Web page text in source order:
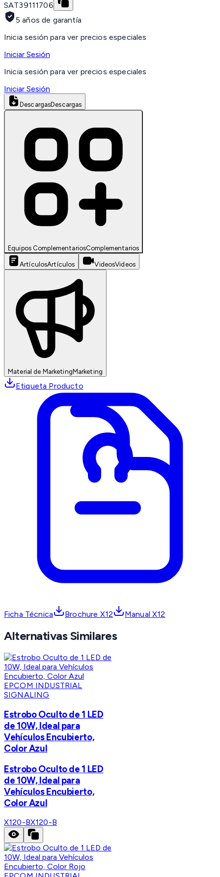
SAT39111706
5 años de garantía
Inicia sesión para ver precios especiales
Iniciar Sesión
Inicia sesión para ver precios especiales
Iniciar Sesión
DescargasDescargas
Equipos ComplementariosComplementarios
ArtículosArtículos VideosVideos
Material de MarketingMarketing
Etiqueta Producto
Ficha Técnica Brochure X12 Manual X12
Alternativas Similares
EPCOM INDUSTRIAL
SIGNALING
Estrobo Oculto de 1 LED
de 10W, Ideal para
Vehículos Encubierto,
Color Azul
Estrobo Oculto de 1 LED
de 10W, Ideal para
Vehículos Encubierto,
Color Azul
X120-BX120-B